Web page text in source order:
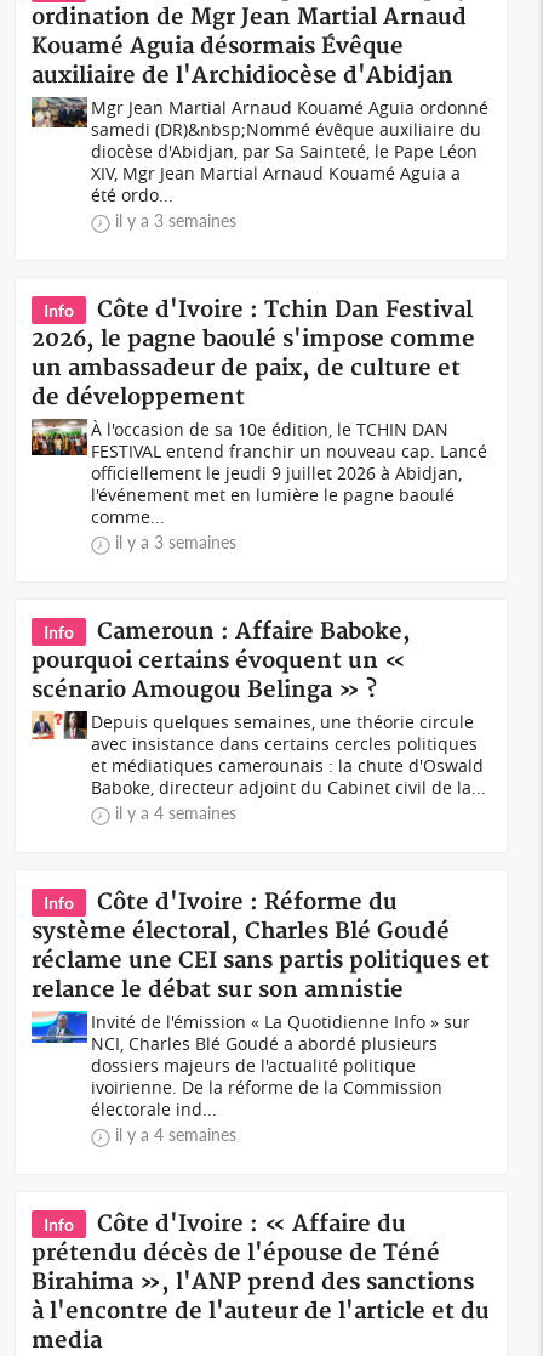
ordination de Mgr Jean Martial Arnaud
Kouamé Aguia désormais Évêque
auxiliaire de l'Archidiocèse d'Abidjan
Mgr Jean Martial Arnaud Kouamé Aguia ordonné
samedi (DR)&nbsp;Nommé évêque auxiliaire du
diocèse d'Abidjan, par Sa Sainteté, le Pape Léon
XIV, Mgr Jean Martial Arnaud Kouamé Aguia a
été ordo...
il y a 3 semaines
Info
Côte d'Ivoire : Tchin Dan Festival
2026, le pagne baoulé s'impose comme
un ambassadeur de paix, de culture et
de développement
À l'occasion de sa 10e édition, le TCHIN DAN
FESTIVAL entend franchir un nouveau cap. Lancé
officiellement le jeudi 9 juillet 2026 à Abidjan,
l'événement met en lumière le pagne baoulé
comme...
il y a 3 semaines
Info
Cameroun : Affaire Baboke,
pourquoi certains évoquent un «
scénario Amougou Belinga » ?
Depuis quelques semaines, une théorie circule
avec insistance dans certains cercles politiques
et médiatiques camerounais : la chute d'Oswald
Baboke, directeur adjoint du Cabinet civil de la...
il y a 4 semaines
Info
Côte d'Ivoire : Réforme du
système électoral, Charles Blé Goudé
réclame une CEI sans partis politiques et
relance le débat sur son amnistie
Invité de l'émission « La Quotidienne Info » sur
NCI, Charles Blé Goudé a abordé plusieurs
dossiers majeurs de l'actualité politique
ivoirienne. De la réforme de la Commission
électorale ind...
il y a 4 semaines
Info
Côte d'Ivoire : « Affaire du
prétendu décès de l'épouse de Téné
Birahima », l'ANP prend des sanctions
à l'encontre de l'auteur de l'article et du
media